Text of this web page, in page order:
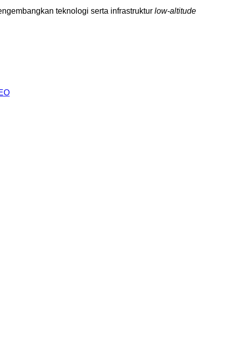
teknologi serta infrastruktur low-altitude